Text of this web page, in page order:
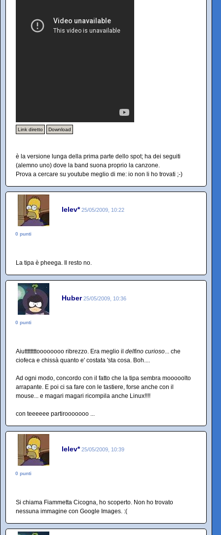
Link diretto Download
è la versione lunga della prima parte dello spot; ha dei seguiti
(alemno uno) dove la band suona proprio la canzone.
Prova a cercare su youtube meglio di me: io non li ho trovati ;-)
lelev* 25/05/2009, 10:22
0 punti
La tipa è pheega. Il resto no.
Huber 25/05/2009, 10:36
0 punti
Aiuttttttttoooooooo ribrezzo. Era meglio il delfino curioso... che
ciofeca e chissà quanto e' costata 'sta cosa. Boh....
Ad ogni modo, concordo con il fatto che la tipa sembra mooooolto
arrapante. E poi ci sa fare con le tastiere, forse anche con il
mouse... e magari magari ricompila anche Linux!!!!
con teeeeee partirooooooo ...
lelev* 25/05/2009, 10:39
0 punti
Si chiama Fiammetta Cicogna, ho scoperto. Non ho trovato
nessuna immagine con Google Images. :(